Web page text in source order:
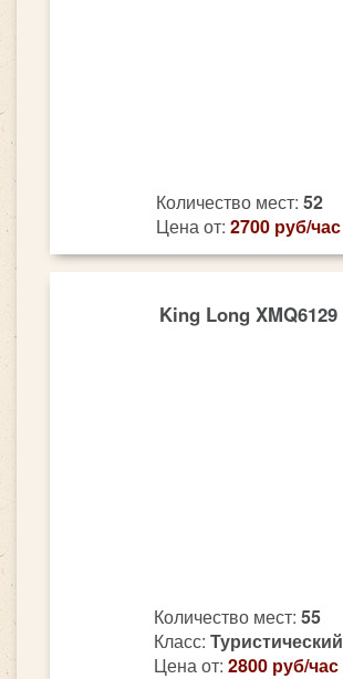
Количество мест: 52
Цена от: 2700 руб/час
King Long XMQ6129
Количество мест: 55
Класс: Туристический
Цена от: 2800 руб/час